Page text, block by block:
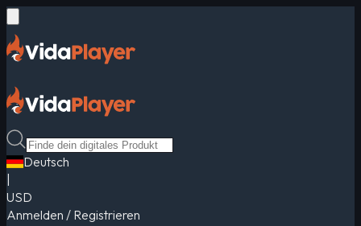
Deutsch
USD
Anmelden / Registrieren